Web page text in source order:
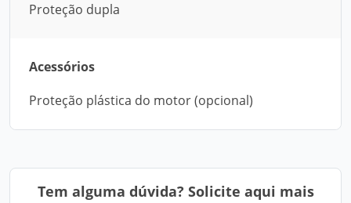
Proteção dupla
Acessórios
Proteção plástica do motor (opcional)
Tem alguma dúvida? Solicite aqui mais